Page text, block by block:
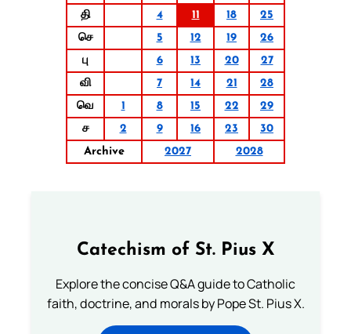
தி
4 11 18
25
செ
5 12 19
26
பு
6 13 20
27
வி
7 14 21
28
வெ
1 8 15 22
29
ச
2 9 16 23
30
Archive
2027 2028
Catechism of St. Pius X
Explore the concise Q&A guide to Catholic
faith, doctrine, and morals by Pope St. Pius X.